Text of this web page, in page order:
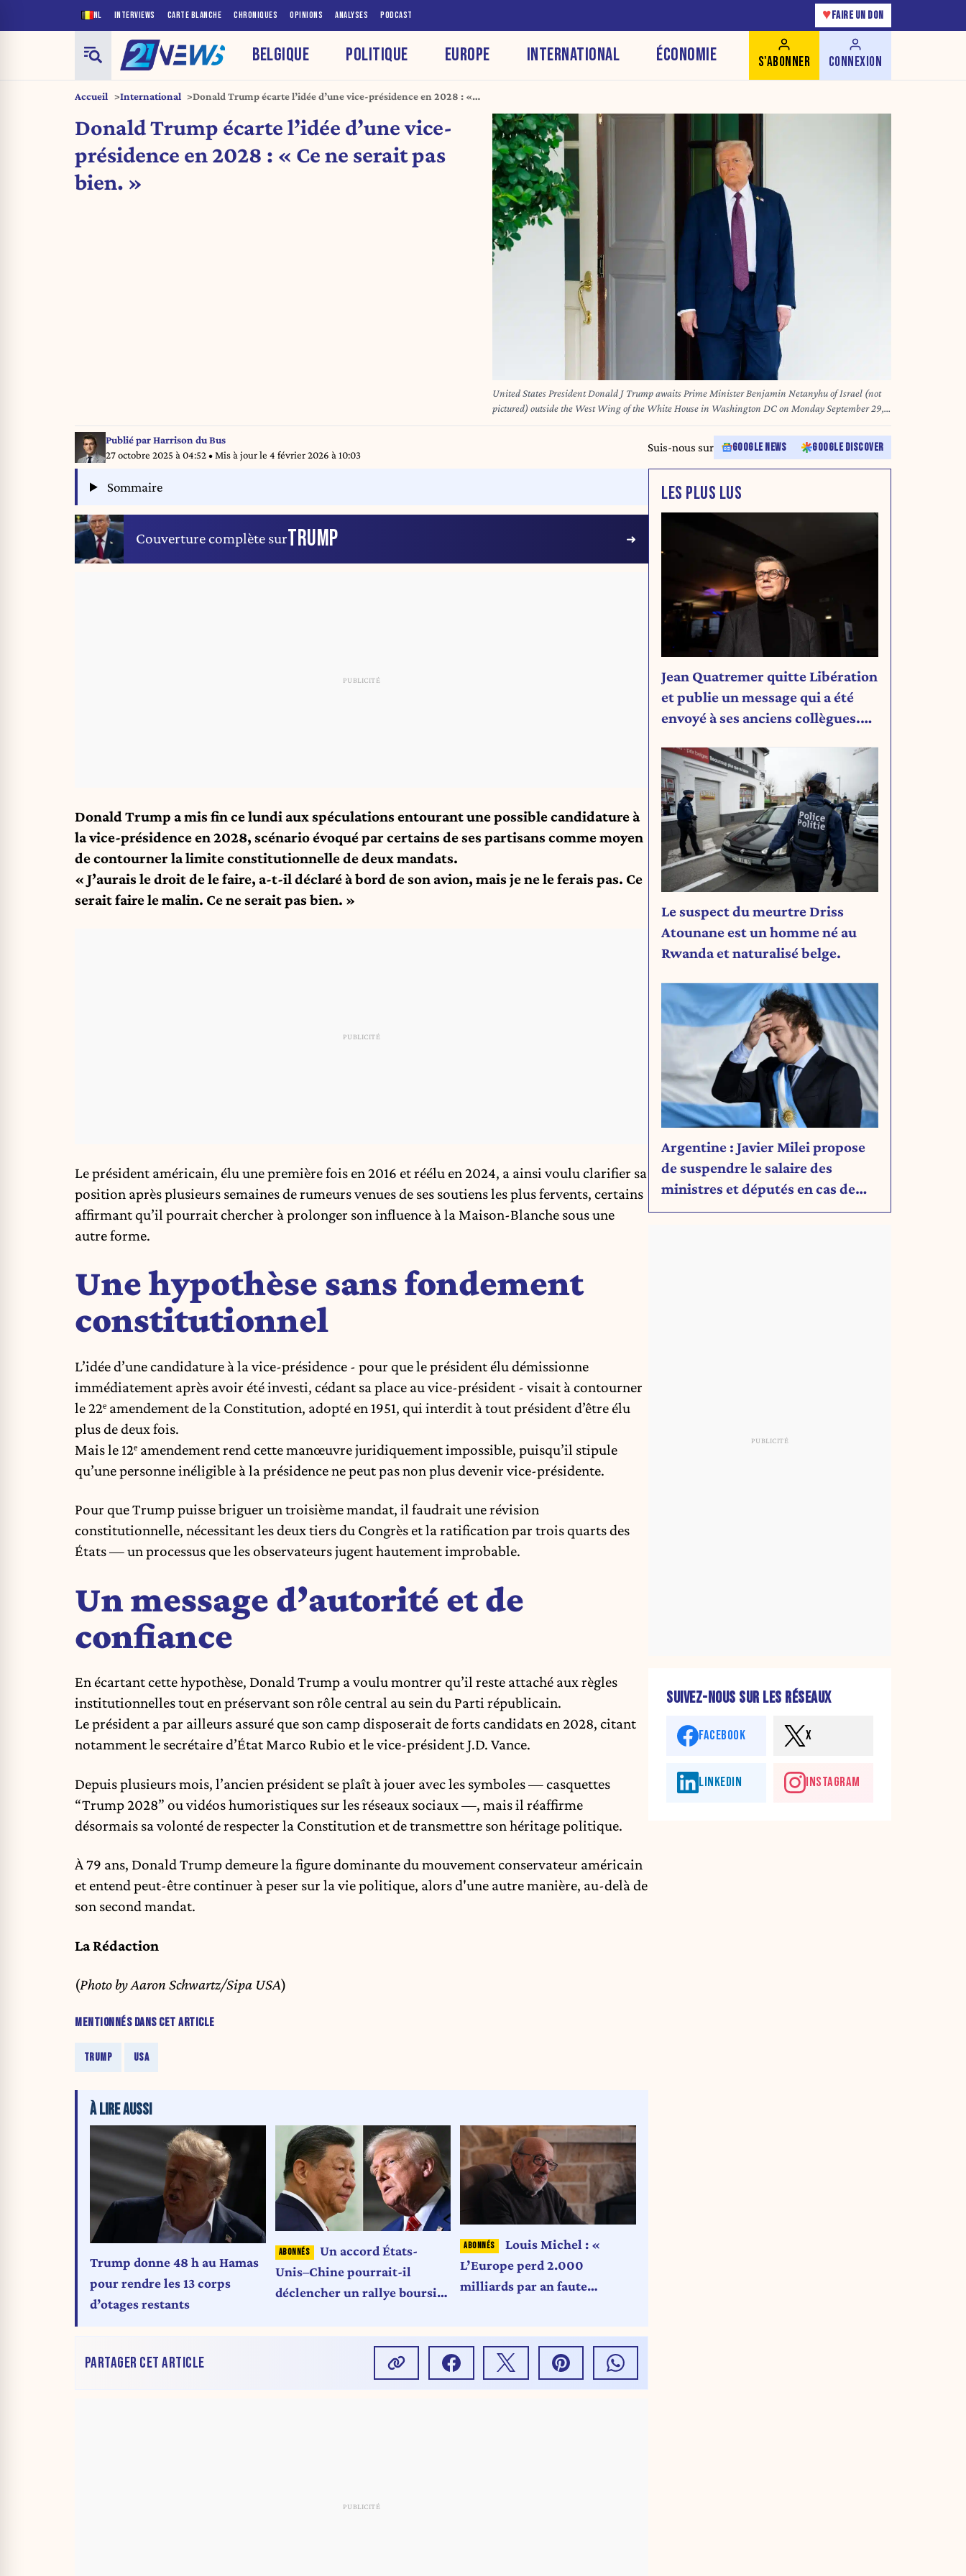
NL INTERVIEWS CARTE BLANCHE CHRONIQUES OPINIONS ANALYSES PODCAST ♥ FAIRE UN DON
BELGIQUE POLITIQUE EUROPE INTERNATIONAL ÉCONOMIE S'ABONNER CONNEXION
Accueil International
Donald Trump écarte l’idée d’une vice-présidence en 2028 : «
Donald Trump écarte l’idée d’une vice-
présidence en 2028 : « Ce ne serait pas
bien. »
United States President Donald J Trump awaits Prime Minister Benjamin Netanyhu of Israel (not
pictured) outside the West Wing of the White House in Washington DC on Monday September 29,
2025. Netanyahu is meeting with President Trump amid an unprecedented Israeli offensive into
Gaza, as the two leaders discuss a potential ceasefire proposal and postwar plans. (Photo by Aaron
Publié parHarrison du Bus
27 octobre 2025 à 04:52• Mis à jour le 4 février 2026 à 10:03
Suis-nous sur GOOGLE NEWS GOOGLE DISCOVER
Sommaire
Couverture complète surTRUMP
Donald Trump a mis fin ce lundi aux spéculations entourant une possible candidature à
la vice-présidence en 2028, scénario évoqué par certains de ses partisans comme moyen
de contourner la limite constitutionnelle de deux mandats.
« J’aurais le droit de le faire, a-t-il déclaré à bord de son avion, mais je ne le ferais pas. Ce
serait faire le malin. Ce ne serait pas bien. »
Le président américain, élu une première fois en 2016 et réélu en 2024, a ainsi voulu clarifier sa
position après plusieurs semaines de rumeurs venues de ses soutiens les plus fervents, certains
affirmant qu’il pourrait chercher à prolonger son influence à la Maison-Blanche sous une
autre forme.
Une hypothèse sans fondement
constitutionnel
L’idée d’une candidature à la vice-présidence - pour que le président élu démissionne
immédiatement après avoir été investi, cédant sa place au vice-président - visait à contourner
le 22ᵉ amendement de la Constitution, adopté en 1951, qui interdit à tout président d’être élu
plus de deux fois.
Mais le 12ᵉ amendement rend cette manœuvre juridiquement impossible, puisqu’il stipule
qu’une personne inéligible à la présidence ne peut pas non plus devenir vice-présidente.
Pour que Trump puisse briguer un troisième mandat, il faudrait une révision
constitutionnelle, nécessitant les deux tiers du Congrès et la ratification par trois quarts des
États — un processus que les observateurs jugent hautement improbable.
Un message d’autorité et de
confiance
En écartant cette hypothèse, Donald Trump a voulu montrer qu’il reste attaché aux règles
institutionnelles tout en préservant son rôle central au sein du Parti républicain.
Le président a par ailleurs assuré que son camp disposerait de forts candidats en 2028, citant
notamment le secrétaire d’État Marco Rubio et le vice-président J.D. Vance.
Depuis plusieurs mois, l’ancien président se plaît à jouer avec les symboles — casquettes
“Trump 2028” ou vidéos humoristiques sur les réseaux sociaux —, mais il réaffirme
désormais sa volonté de respecter la Constitution et de transmettre son héritage politique.
À 79 ans, Donald Trump demeure la figure dominante du mouvement conservateur américain
et entend peut-être continuer à peser sur la vie politique, alors d'une autre manière, au-delà de
son second mandat.
La Rédaction
(Photo by Aaron Schwartz/Sipa USA)
MENTIONNÉS DANS CET ARTICLE
TRUMP USA
À LIRE AUSSI
Trump donne 48 h au Hamas
pour rendre les 13 corps
d’otages restants
Un accord États-
Unis–Chine pourrait-il
déclencher un rallye boursier
Louis Michel : «
L’Europe perd 2.000
milliards par an faute
PARTAGER CET ARTICLE
LES PLUS LUS
Jean Quatremer quitte Libération
et publie un message qui a été
envoyé à ses anciens collègues.
Le suspect du meurtre Driss
Atounane est un homme né au
Rwanda et naturalisé belge.
Argentine : Javier Milei propose
de suspendre le salaire des
ministres et députés en cas de
déficit budgétaire
SUIVEZ-NOUS SUR LES RÉSEAUX
FACEBOOK X
LINKEDIN INSTAGRAM